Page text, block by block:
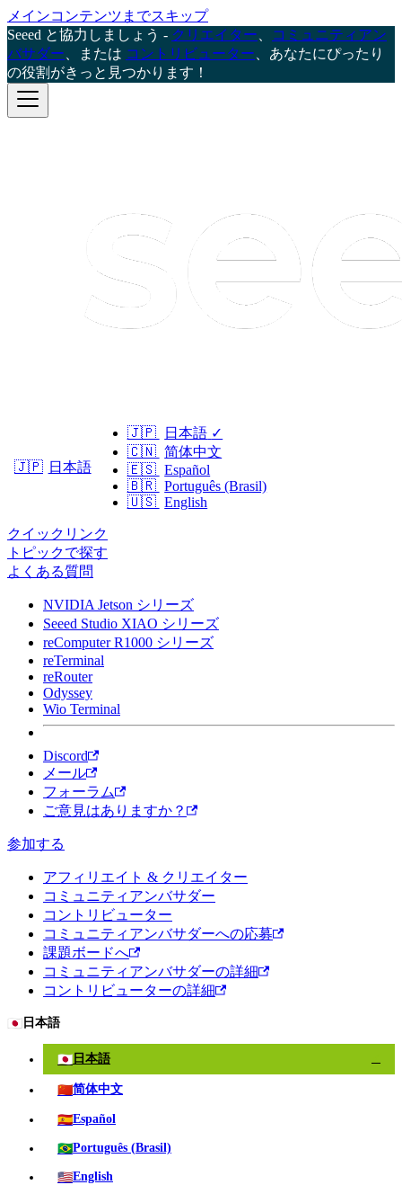
メインコンテンツまでスキップ
Seeed と協力しましょう - クリエイター
コミュニティアン
バサダー 、または コントリビューター 、あなたにぴったり
の役割がきっと見つかります！
🇯🇵 日本語
🇯🇵 日本語 ✓
🇨🇳 简体中文
🇪🇸 Español
🇧🇷 Português (Brasil)
🇺🇸 English
クイックリンク
トピックで探す
よくある質問
NVIDIA Jetson シリーズ
Seeed Studio XIAO シリーズ
reComputer R1000 シリーズ
reTerminal
reRouter
Odyssey
Wio Terminal
Discord
メール
フォーラム
ご意見はありますか？
参加する
アフィリエイト & クリエイター
コミュニティアンバサダー
コントリビューター
コミュニティアンバサダーへの応募
課題ボードへ
コミュニティアンバサダーの詳細
コントリビューターの詳細
🇯🇵 日本語
🇯🇵 日本語
🇨🇳简体中文
🇪🇸Español
🇧🇷Português (Brasil)
🇺🇸English